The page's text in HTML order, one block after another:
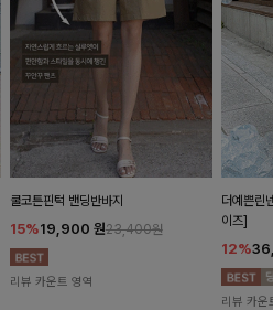
쿨코튼핀턱 밴딩반바지
15%19,900 원23,400원
리뷰 카운트 영역
더예쁜린
이즈]
12%
리뷰 카운